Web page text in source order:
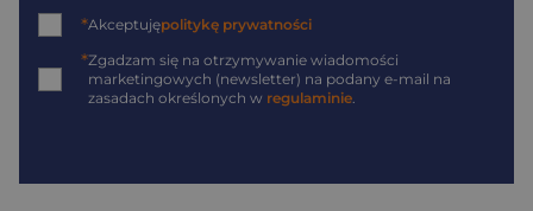
*Akceptujępolitykę prywatności
*Zgadzam się na otrzymywanie wiadomości
marketingowych (newsletter) na podany e-mail na
zasadach określonych w regulaminie